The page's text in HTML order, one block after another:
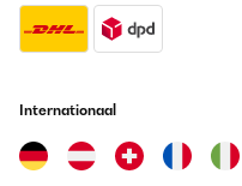
Internationaal